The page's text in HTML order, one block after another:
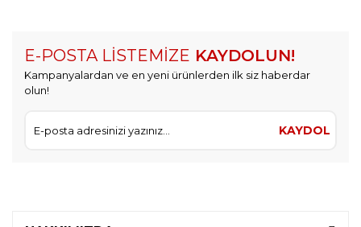
E-POSTA LİSTEMİZE KAYDOLUN!
Kampanyalardan ve en yeni ürünlerden ilk siz haberdar
olun!
KAYDOL